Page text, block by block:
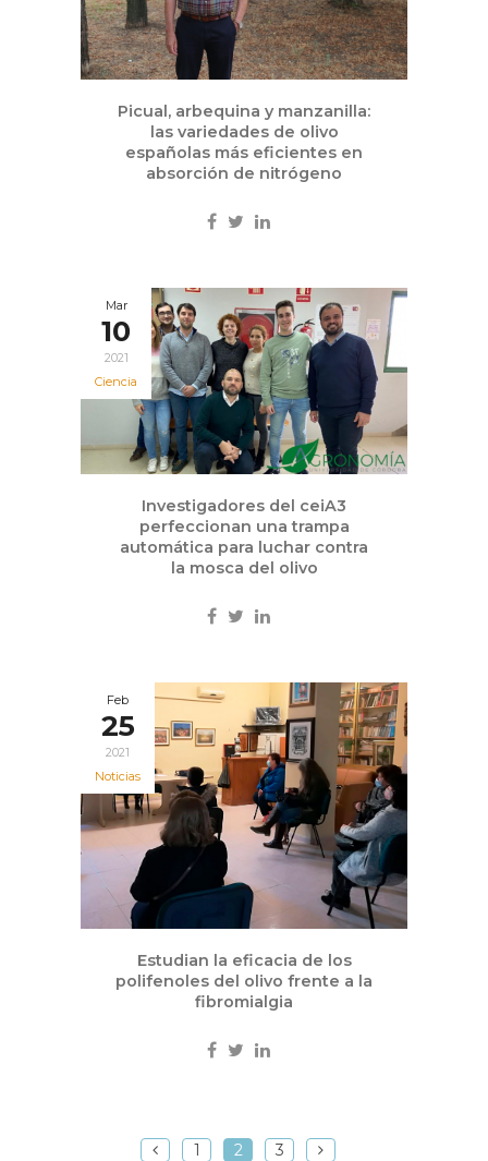
Picual, arbequina y manzanilla:
las variedades de olivo
españolas más eficientes en
absorción de nitrógeno
Mar
10
2021
Ciencia
Investigadores del ceiA3
perfeccionan una trampa
automática para luchar contra
la mosca del olivo
Feb
25
2021
Noticias
Estudian la eficacia de los
polifenoles del olivo frente a la
fibromialgia
1 2 3